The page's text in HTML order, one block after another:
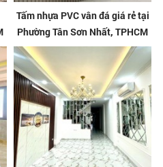
Tấm nhựa PVC vân đá giá rẻ tại
Phường Tân Sơn Nhất, TPHCM